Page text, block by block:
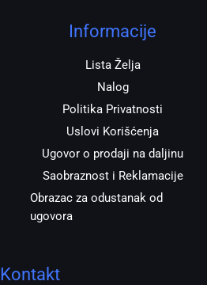
Informacije
Lista Želja
Nalog
Politika Privatnosti
Uslovi Korišćenja
Ugovor o prodaji na daljinu
Saobraznost i Reklamacije
Obrazac za odustanak od
ugovora
Kontakt